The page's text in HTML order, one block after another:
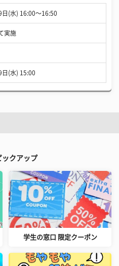
(水) 16:00〜16:50
実施
(水) 15:00
ックアップ
学生の窓口 限定クーポン